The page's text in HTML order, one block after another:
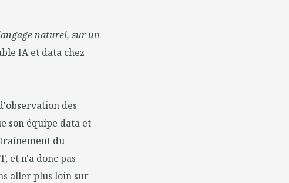
naturel, sur un
IA et data chez
des
son équipe data et
du
et n'a donc pas
aller plus loin sur